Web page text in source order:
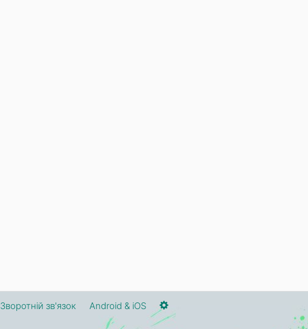
Зворотній зв'язок Android & iOS